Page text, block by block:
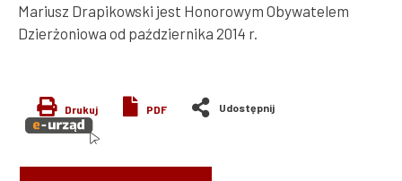
Mariusz Drapikowski jest Honorowym Obywatelem
Dzierżoniowa od października 2014 r.
Drukuj PDF